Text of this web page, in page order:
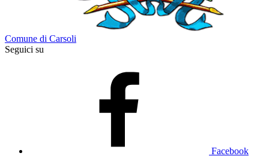
Comune di Carsoli
Seguici su
Facebook